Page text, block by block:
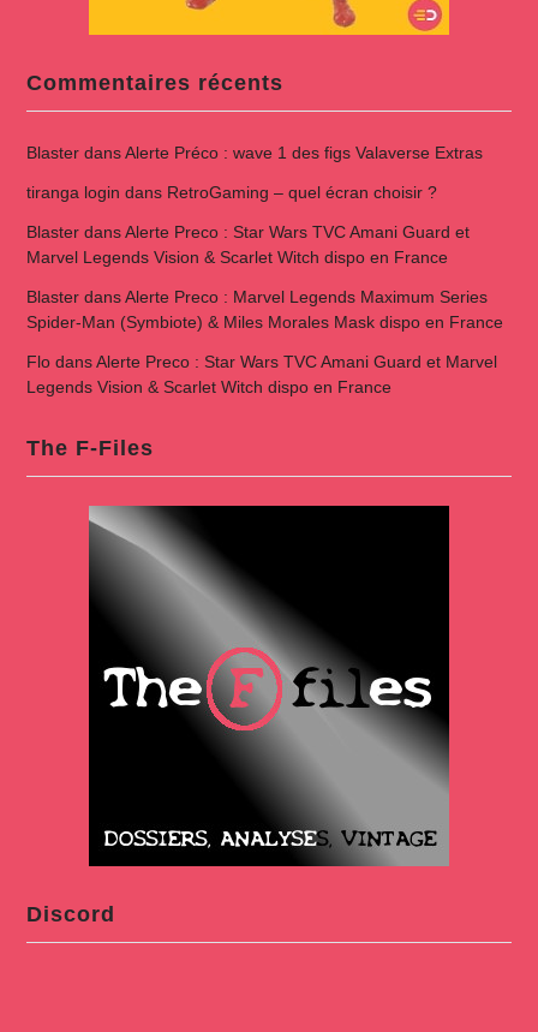
Commentaires récents
BlasterdansAlerte Préco : wave 1 des figs Valaverse Extras
tiranga login dans RetroGaming – quel écran choisir ?
BlasterdansAlerte Preco : Star Wars TVC Amani Guard et
Marvel Legends Vision & Scarlet Witch dispo en France
BlasterdansAlerte Preco : Marvel Legends Maximum Series
Spider-Man (Symbiote) & Miles Morales Mask dispo en France
FlodansAlerte Preco : Star Wars TVC Amani Guard et Marvel
Legends Vision & Scarlet Witch dispo en France
The F-Files
Discord